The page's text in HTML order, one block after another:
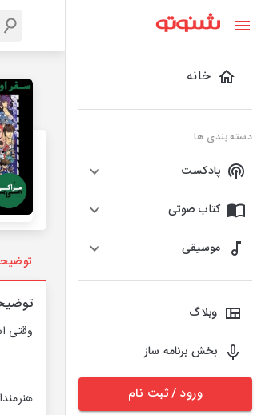
خانه
دسته بندی ها
پادکست
کتاب صوتی
موسیقی
وبلاگ
بخش برنامه ساز
ورود / ثبت نام
وقتی